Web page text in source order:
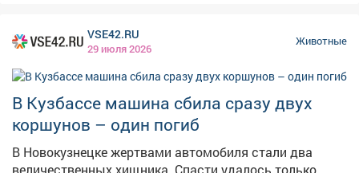
питомцев! Собаки будут только те, которые заранее
понимание. Все желающие познакомить участников
клуба со своей собакой могут это сделать в другой
раз по предварительной договорённости. Телефон для
справок 8-951-178-14-19 Вход свободный! #собаки
#гав_клуб #любители_собак #клуб_в_библиотеке
#люблюсобак #библиотеки_мыски
VSE42.RU
29 июля 2026
Животные
В Кузбассе машина сбила сразу двух
коршунов – один погиб
В Новокузнецке жертвами автомобиля стали два